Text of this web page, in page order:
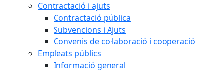
Contractació i ajuts
Contractació pública
Subvencions i Ajuts
Convenis de col·laboració i cooperació
Empleats públics
Informació general